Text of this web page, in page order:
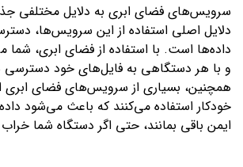
سرویس‌های فضای ابری به دلایل مختلفی
دلایل اصلی استفاده از این سرویس‌ها،
داده‌ها است. با استفاده از فضای ابری، شما
و با هر دستگاهی به فایل‌های خود دسترسی
همچنین، بسیاری از سرویس‌های فضای ابری
خودکار استفاده می‌کنند که باعث می‌شود
ایمن باقی بمانند، حتی اگر دستگاه شما